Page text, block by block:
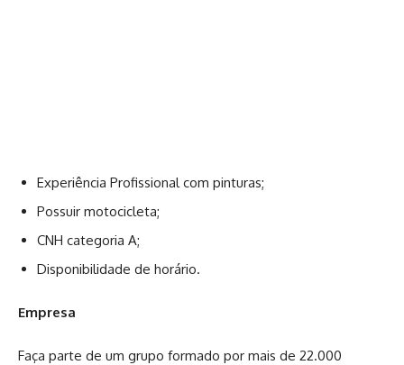
Experiência Profissional com pinturas;
Possuir motocicleta;
CNH categoria A;
Disponibilidade de horário.
Empresa
Faça parte de um grupo formado por mais de 22.000